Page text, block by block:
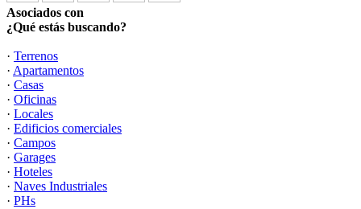
Asociados con
¿Qué estás buscando?
· Terrenos
· Apartamentos
· Casas
· Oficinas
· Locales
· Edificios comerciales
· Campos
· Garages
· Hoteles
· Naves Industriales
· PHs